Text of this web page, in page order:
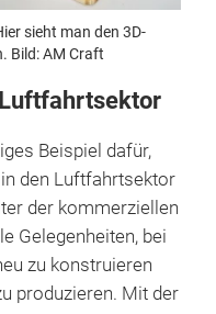
sieht man den 3D-
Bild: AM Craft
Beispiel dafür,
den Luftfahrtsektor
der kommerziellen
Gelegenheiten, bei
zu konstruieren
produzieren. Mit der